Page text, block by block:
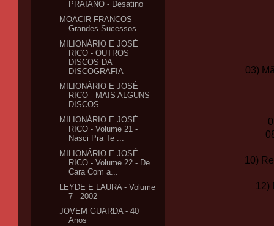
03)
10)
12)
PRAIANO - Desatino
MOACIR FRANCOS -
Grandes Sucessos
MILIONÁRIO E JOSÉ
RICO - OUTROS
DISCOS DA
DISCOGRAFIA
MILIONÁRIO E JOSÉ
RICO - MAIS ALGUNS
DISCOS
MILIONÁRIO E JOSÉ
RICO - Volume 21 -
Nasci Pra Te ...
MILIONÁRIO E JOSÉ
RICO - Volume 22 - De
Cara Com a...
LEYDE E LAURA - Volume
7 - 2002
JOVEM GUARDA - 40
Anos